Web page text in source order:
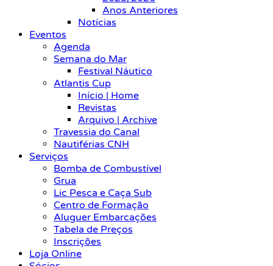
Anos Anteriores
Notícias
Eventos
Agenda
Semana do Mar
Festival Náutico
Atlantis Cup
Início | Home
Revistas
Arquivo | Archive
Travessia do Canal
Nautiférias CNH
Serviços
Bomba de Combustível
Grua
Lic Pesca e Caça Sub
Centro de Formação
Aluguer Embarcações
Tabela de Preços
Inscrições
Loja Online